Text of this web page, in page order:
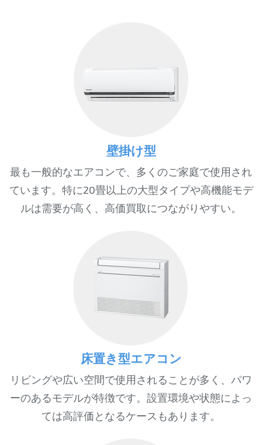
壁掛け型
最も一般的なエアコンで、多くのご家庭で使用され
ています。特に20畳以上の大型タイプや高機能モデ
ルは需要が高く、高価買取につながりやすい。
床置き型エアコン
リビングや広い空間で使用されることが多く、パワ
ーのあるモデルが特徴です。設置環境や状態によっ
ては高評価となるケースもあります。